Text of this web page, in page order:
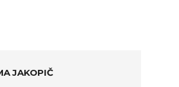
JAKOPIČ